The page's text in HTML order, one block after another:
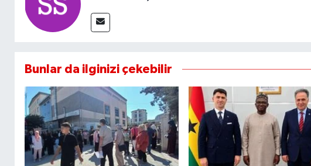
Bunlar da ilginizi çekebilir